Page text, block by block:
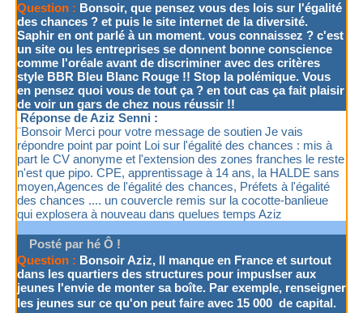
Question : Bonsoir, que pensez vous des lois sur l'égalité
des chances ? et puis le site internet de la diversité.
Saphir en ont parlé à un moment. vous connaissez ? c'est
un site ou les entreprises se donnent bonne conscience
comme l'oréale avant de discriminer avec des critères
style BBR Bleu Blanc Rouge !! Stop la polémique. Vous
en pensez quoi vous de tout ça ? en tout cas ça fait plaisir
de voir un gars de chez nous réussir !!
Réponse de Aziz Senni :
¨Bonsoir Merci pour votre message de soutien Je vais
répondre point par point Loi sur l'égalité des chances : mis à
part le CV anonyme et l'extension des zones franches le reste
n'est que pipo. CPE, apprentissage à 14 ans, la HALDE sans
moyen,Agences de l'égalité des chances, Préfets à l'égalité
des chances .... un couvercle remis sur la cocotte-banlieue
qui explosera à nouveau dans quelues temps Aziz
Posté par hé Ô !
Question : Bonsoir Aziz, Il manque en France et surtout
dans les quartiers des structures pour impuslser aux
jeunes l'envie de monter sa boîte. Par exemple, renseigner
les jeunes sur ce qu'on peut faire avec 15 000  de capital.